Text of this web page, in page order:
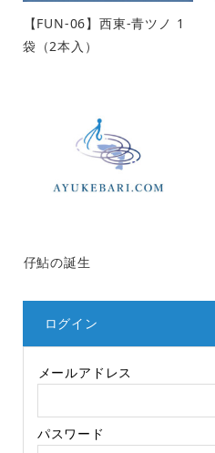
【FUN-06】西東-青ツノ 1
袋（2本入）
仔鮎の誕生
ログイン
メールアドレス
パスワード